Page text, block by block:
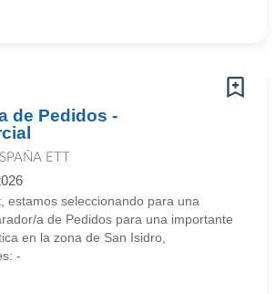
de Pedidos -
ETT
estamos seleccionando para una
a de Pedidos para una importante
en la zona de San Isidro,
-